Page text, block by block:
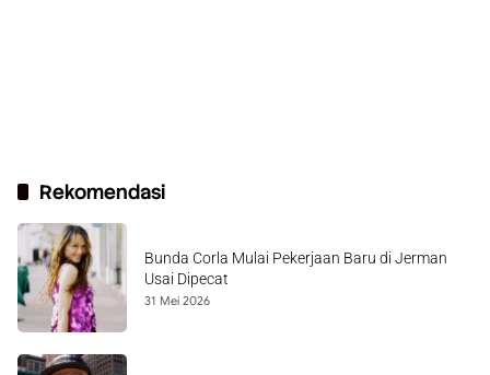
Rekomendasi
Bunda Corla Mulai Pekerjaan Baru di Jerman
Usai Dipecat
31 Mei 2026